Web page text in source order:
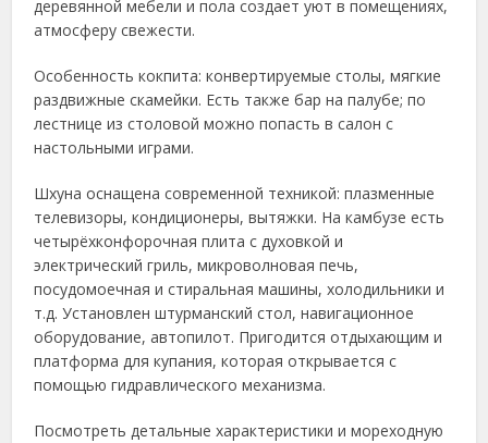
деревянной мебели и пола создает уют в помещениях,
атмосферу свежести.
Особенность кокпита: конвертируемые столы, мягкие
раздвижные скамейки. Есть также бар на палубе; по
лестнице из столовой можно попасть в салон с
настольными играми.
Шхуна оснащена современной техникой: плазменные
телевизоры, кондиционеры, вытяжки. На камбузе есть
четырёхконфорочная плита с духовкой и
электрический гриль, микроволновая печь,
посудомоечная и стиральная машины, холодильники и
т.д. Установлен штурманский стол, навигационное
оборудование, автопилот. Пригодится отдыхающим и
платформа для купания, которая открывается с
помощью гидравлического механизма.
Посмотреть детальные характеристики и мореходную